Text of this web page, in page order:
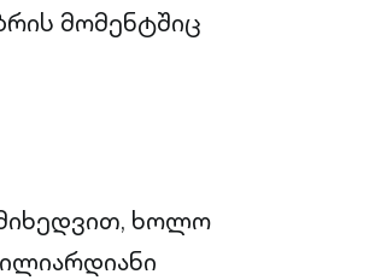
მომენტშიც
ხოლო